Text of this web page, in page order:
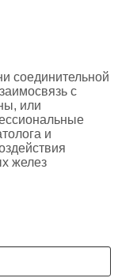
соединительной
с
или
и
желез